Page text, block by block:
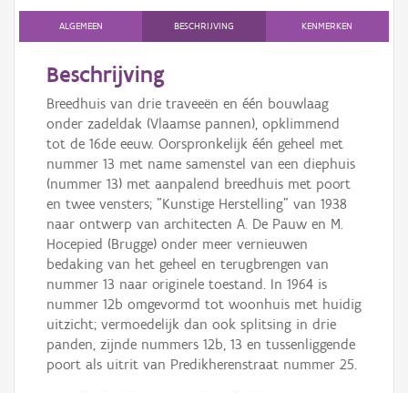
ALGEMEEN BESCHRIJVING KENMERKEN
Beschrijving
Breedhuis van drie traveeën en één bouwlaag
onder zadeldak (Vlaamse pannen), opklimmend
tot de 16de eeuw. Oorspronkelijk één geheel met
nummer 13 met name samenstel van een diephuis
(nummer 13) met aanpalend breedhuis met poort
en twee vensters; "Kunstige Herstelling" van 1938
naar ontwerp van architecten A. De Pauw en M.
Hocepied (Brugge) onder meer vernieuwen
bedaking van het geheel en terugbrengen van
nummer 13 naar originele toestand. In 1964 is
nummer 12b omgevormd tot woonhuis met huidig
uitzicht; vermoedelijk dan ook splitsing in drie
panden, zijnde nummers 12b, 13 en tussenliggende
poort als uitrit van Predikherenstraat nummer 25.